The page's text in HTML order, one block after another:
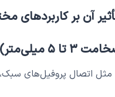
آن بر کاربردهای
مثل اتصال پروفیل‌های